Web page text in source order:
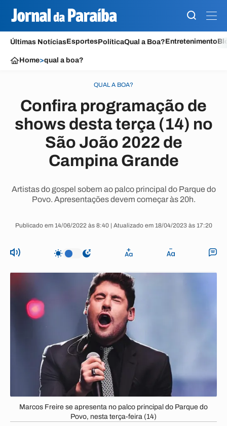
Últimas NotíciasEsportesPolíticaQual a Boa?Entretenimento
Home>qual a boa?
QUAL A BOA?
Confira programação de
shows desta terça (14) no
São João 2022 de
Campina Grande
Artistas do gospel sobem ao palco principal do Parque do
Povo. Apresentações devem começar às 20h.
Publicado em 14/06/2022 às 8:40 | Atualizado em 18/04/2023 às 17:20
Marcos Freire se apresenta no palco principal do Parque do
Povo, nesta terça-feira (14)